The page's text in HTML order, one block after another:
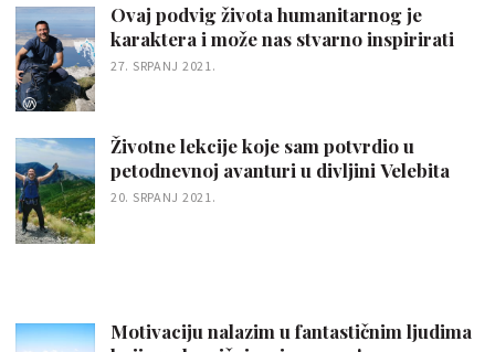
Ovaj podvig života humanitarnog je
karaktera i može nas stvarno inspirirati
27. SRPANJ 2021.
Životne lekcije koje sam potvrdio u
petodnevnoj avanturi u divljini Velebita
20. SRPANJ 2021.
Motivaciju nalazim u fantastičnim ljudima